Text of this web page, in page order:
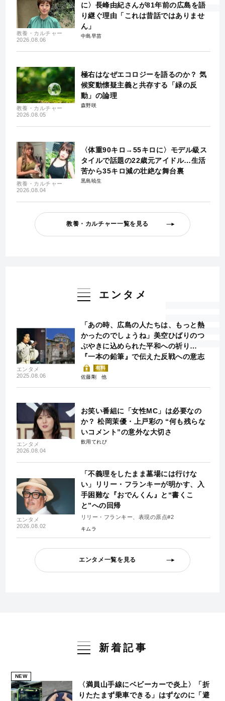
教養・カルチャー
2026.08.06
に〉長峰由紀さんが81年前の広島を語
り継ぐ理由「これは昔話ではありませ
ん」
中島早苗
教養・カルチャー
2026.08.05
極右はなぜエコロジーを語るのか？ 気
候変動懐疑主義と共存する「緑の反
動」の論理
森野咲
教養・カルチャー
2026.08.04
〈体重90キロ→55キロに〉モデル級ス
タイルで話題の22歳元アイドル…生活
苦から35キロ減の壮絶な舞台裏
黒島暁生
教養・カルチャー一覧を見る
エンタメ
エンタメ
2025.08.06
「あの時、広島の人たちは、もっと熱
かったのでしょうね」美空ひばりのつ
ぶやきに込められた平和への祈り…
『一本の鉛筆』で伝えた反戦への意志
有料
佐藤剛
エンタメ
2026.08.04
お笑い番組に「女性MC」は必要なの
か？ 松岡茉優・上戸彩の “何も残らな
いコメント”の意外な大切さ
飲用てれび
エンタメ
2026.08.02
「不義理をしたまま墓場には行けな
い」リリー・フランキーが明かす、入
手困難な『おでんくん』と“書くこ
と”への回帰
リリー・フランキー、表現の原点#2
キムラ
エンタメ一覧を見る
新着記事
NEW
〈満員山手線にベビーカーで炎上〉「折
りたたまず乗車できる」はずなのに「避